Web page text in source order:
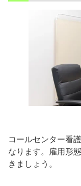
コールセンター看
なります。雇用形
きましょう。